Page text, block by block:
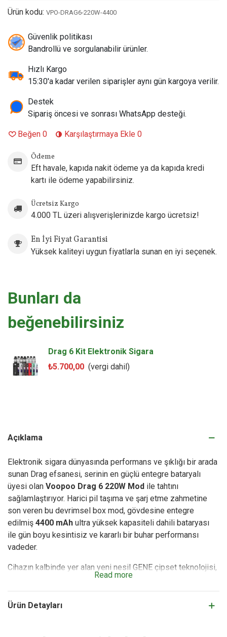
Batarya Kapasitesi:
Performanslı Entegre Pil)
Çip Seti:Gelişmiş GENE.TT 2.0 / 3.0 Teknolojisi
İçim Tarzı:Kullanılan atomizere bağlı olarak DL (Doğrudan
Akciğere), RDL veya MTL (Ağızdan Akciğere) destekler
Şarj Tipi:USB Type-C (5V/3A Hızlı Şarj Desteği)
standart sub-ohm tanklar, RTA'lar, RDA'lar ve Voopoo PnP-X
Pod Tank serisi
x Type-C Şarj Kablosu, 1 x Kullanım Kılavuzu, 1 x Güvenlik
Sertifikası
Ürün kodu: VPO-DRAG6-220W-4400
Güvenlik politikası
Bandrollü ve sorgulanabilir ürünler.
Hızlı Kargo
15:30'a kadar verilen siparişler aynı gün kargoya verilir.
Destek
Sipariş öncesi ve sonrası WhatsApp desteği.
Beğen 0 Karşılaştırmaya Ekle 0
Ödeme
Eft havale, kapıda nakit ödeme ya da kapıda kredi
kartı ile ödeme yapabilirsiniz.
Ücretsiz Kargo
4.000 TL üzeri alışverişlerinizde kargo ücretsiz!
En İyi Fiyat Garantisi
Yüksek kaliteyi uygun fiyatlarla sunan en iyi seçenek.
Bunları da
beğenebilirsiniz
Drag 6 Kit Elektronik Sigara
₺5.700,00 (vergi dahil)
Açıklama
Elektronik sigara dünyasında performans ve şıklığı bir arada
sunan Drag efsanesi, serinin en güçlü entegre bataryalı
üyesi olan Voopoo Drag 6 220W Mod ile tahtını
sağlamlaştırıyor. Harici pil taşıma ve şarj etme zahmetine
son veren bu devrimsel box mod, gövdesine entegre
edilmiş 4400 mAh ultra yüksek kapasiteli dahili bataryası
ile gün boyu kesintisiz ve kararlı bir buhar performansı
vadeder.
Cihazın kalbinde yer alan yeni nesil GENE çipset teknolojisi,
milisaniyeler içinde ateşleme hızı sunarken; Akıllı (Smart),
RBA ve Eco modları ile içim deneyiminizi tamamen
kişiselleştirmenize olanak tanır. Maksimum 220W çıkış gücü
Read more
Ürün Detayları